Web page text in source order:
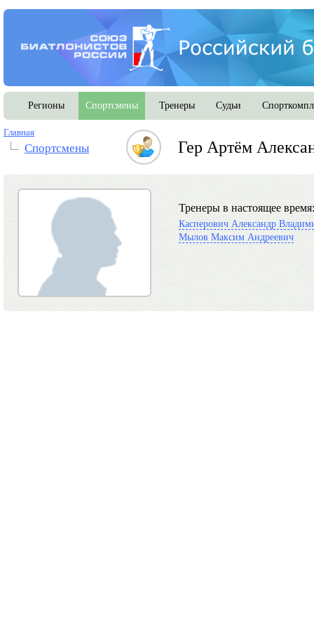
Регионы Спортсмены Тренеры Судьи
Главная
Спортсмены Гер Артём
Тренеры в настоящее время:
Касперович Александр
Мылов Максим Андреевич